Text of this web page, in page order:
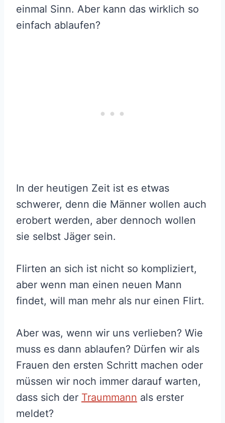
einmal Sinn. Aber kann das wirklich so
einfach ablaufen?
In der heutigen Zeit ist es etwas
schwerer, denn die Männer wollen auch
erobert werden, aber dennoch wollen
sie selbst Jäger sein.
Flirten an sich ist nicht so kompliziert,
aber wenn man einen neuen Mann
findet, will man mehr als nur einen Flirt.
Aber was, wenn wir uns verlieben? Wie
muss es dann ablaufen? Dürfen wir als
Frauen den ersten Schritt machen oder
müssen wir noch immer darauf warten,
dass sich der Traummann als erster
meldet?